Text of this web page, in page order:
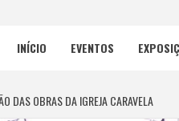
INÍCIO EVENTOS
DAS OBRAS DA IGREJA CARAVELA